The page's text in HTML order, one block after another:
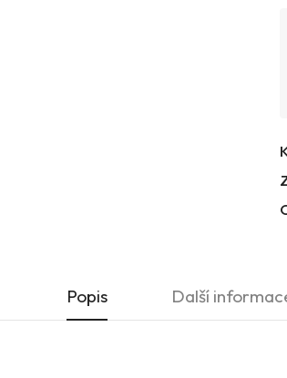
Popis Další